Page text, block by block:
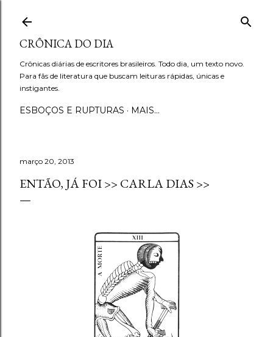
CRÔNICA DO DIA
Crônicas diárias de escritores brasileiros. Todo dia, um texto novo.
Para fãs de literatura que buscam leituras rápidas, únicas e
instigantes.
ESBOÇOS E RUPTURAS MAIS…
março 20, 2013
ENTÃO, JÁ FOI >> CARLA DIAS >>